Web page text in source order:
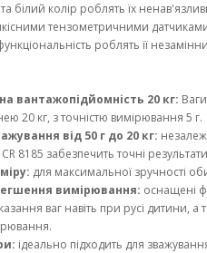
білий колір роблять їх
тензометричними
роблять її
вантажопідйомність 20 кг:
20 кг, з точністю вимірювання 5 г.
від 50 г до 20 кг:
8185 забезпечить точні
для максимальної зручності
вимірювання: оснащені
ваг навіть при русі дитини,
ідеально підходить для